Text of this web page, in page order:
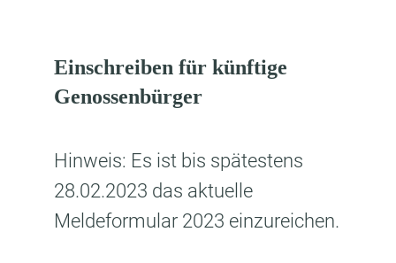
Einschreiben für künftige
Genossenbürger
Hinweis: Es ist bis spätestens
28.02.2023 das aktuelle
Meldeformular 2023 einzureichen.